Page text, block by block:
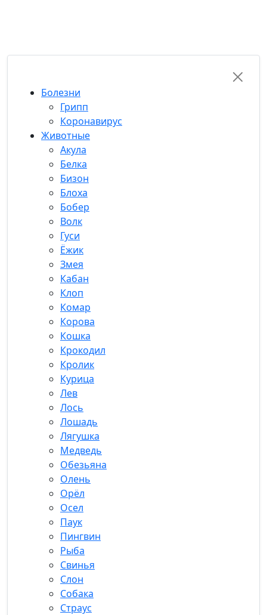
Болезни
Грипп
Коронавирус
Животные
Акула
Белка
Бизон
Блоха
Бобер
Волк
Гуси
Ёжик
Змея
Кабан
Клоп
Комар
Корова
Кошка
Крокодил
Кролик
Курица
Лев
Лось
Лошадь
Лягушка
Медведь
Обезьяна
Олень
Орёл
Осел
Паук
Пингвин
Рыба
Свинья
Слон
Собака
Страус